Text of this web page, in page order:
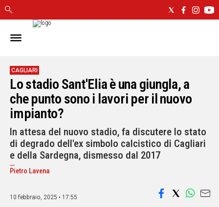
IN
CAGLIARI
SASSARI
NUORO
ORISTANO
SULCIS
GALLURA
OGLIASTRA
MEDIO
CAMPIDANO
ALTRE
NOTIZIE
CAGLIARI
Lo stadio Sant'Elia è una giungla, a
che punto sono i lavori per il nuovo
impianto?
In attesa del nuovo stadio, fa discutere lo stato
di degrado dell'ex simbolo calcistico di Cagliari
e della Sardegna, dismesso dal 2017
Pietro Lavena
10 febbraio, 2025 • 17:55